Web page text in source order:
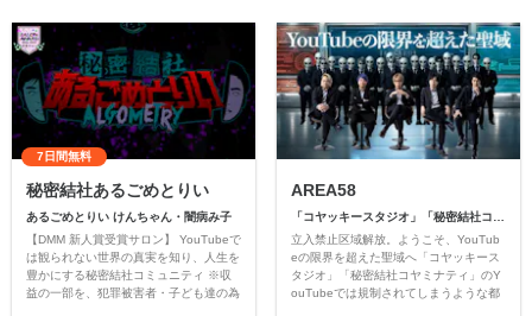
7日間無料
秘密結社あるごめとりい
あるごめとりい けんちゃん・闇病み子
【DMM 新人賞受賞サロン】 YouTubeで
は観られない世界の真実を知り、人生を
豊かにする秘密結社コミュニティ ※収
益の一部を、犯罪被害者・子ども達の為
AREA58
立入禁止区域解放。ようこそ、YouTub
eの限界を超えた聖域へ「コヤッキース
タジオ」「秘密結社コヤミナティ」のY
ouTubeでは規制されてしまうような都